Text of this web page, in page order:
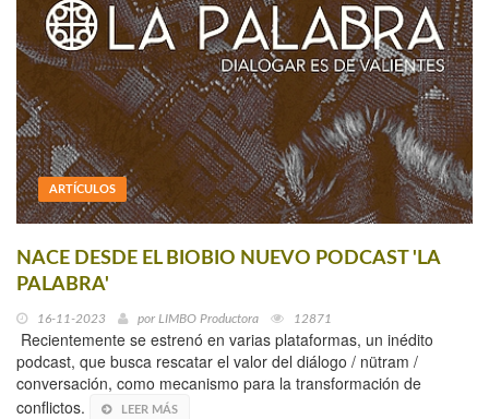
ARTÍCULOS
NACE DESDE EL BIOBIO NUEVO PODCAST 'LA
PALABRA'
16-11-2023 por LIMBO Productora 12871
Recientemente se estrenó en varias plataformas, un inédito
podcast, que busca rescatar el valor del diálogo / nütram /
conversación, como mecanismo para la transformación de
conflictos.
LEER MÁS